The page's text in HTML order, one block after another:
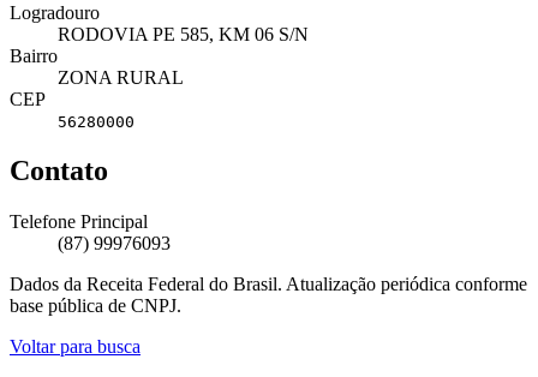
Logradouro
RODOVIA PE 585, KM 06 S/N
Bairro
ZONA RURAL
CEP
56280000
Contato
Telefone Principal
(87) 99976093
Dados da Receita Federal do Brasil. Atualização periódica conforme
base pública de CNPJ.
Voltar para busca